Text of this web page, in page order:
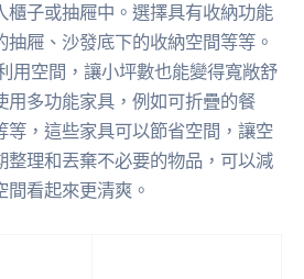
櫃子或抽屜中。選擇具有收納功能
屜、沙發底下的收納空間等等。
空間，讓小坪數也能變得寬敞舒
用多功能家具，例如可折疊的餐
等，這些家具可以節省空間，讓空
整理和丟棄不必要的物品，可以減
看起來更清爽。